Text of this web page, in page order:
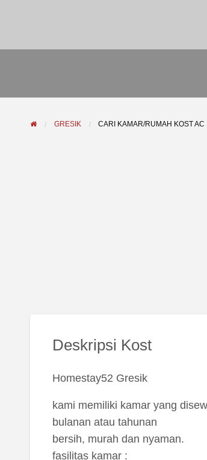
GRESIK CARI KAMAR/RUMAH KOST
Deskripsi Kost
Homestay52 Gresik
kami memiliki kamar yang
bulanan atau tahunan
bersih, murah dan nyaman.
fasilitas kamar :